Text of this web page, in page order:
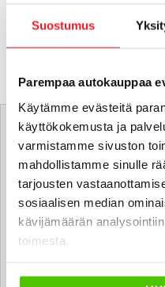
Suostumus
Parempaa autokauppaa
Käytämme evästeitä
käyttökokemusta ja
varmistamme sivuston
mahdollistamme sinulle
tarjousten
sosiaalisen median
kävijämäärän
toimesta.
Tätä
Tommi
Automyyjä